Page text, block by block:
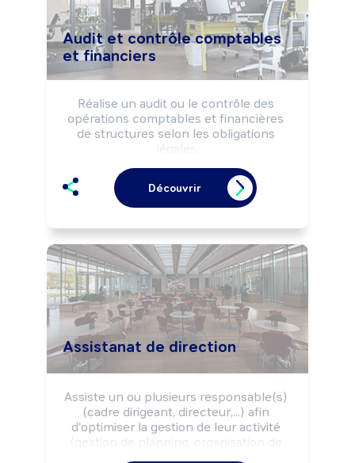
Audit et contrôle comptables
et financiers
Réalise un audit ou le contrôle des
opérations comptables et financières
de structures selon les obligations
légales.
des risques financiers de structures et
à la recherche des irrégularités
éventuelles.
gestion comptable et financière à des
entreprises en difficulté.
Peut coordonner l'activité d'une équipe
ou gérer un service.
Découvrir
Assistanat de direction
Assiste un ou plusieurs responsable(s)
(cadre dirigeant, directeur,...) afin
d'optimiser la gestion de leur activité
(gestion de planning, organisation de